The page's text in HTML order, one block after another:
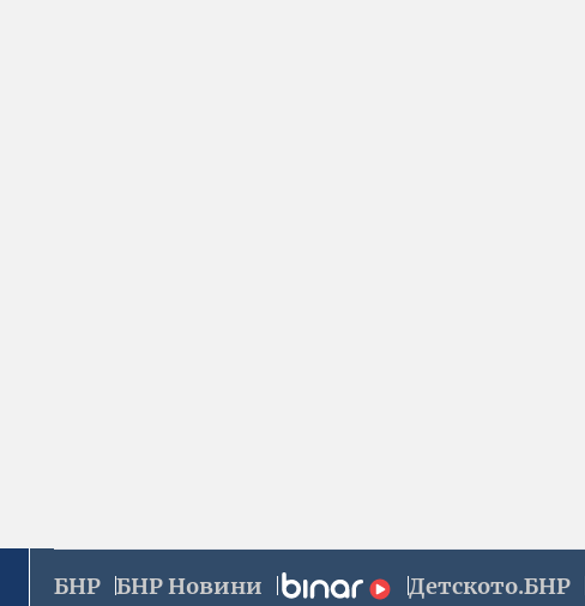
БНР БНР Новини Детското.БНР